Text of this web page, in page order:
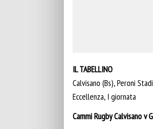
IL TABELLINO
Calvisano (Bs), Peroni
Eccellenza, I giornata
Cammi Rugby Calvisano